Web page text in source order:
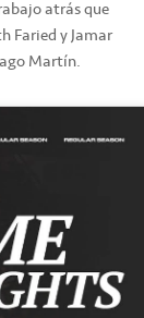
atrás que
Faried y Jamar
Martín.